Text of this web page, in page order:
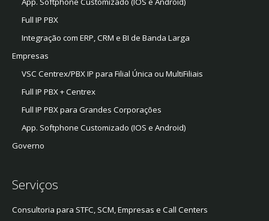
Full IP PBX
Integração com ERP, CRM e BI de Banda Larga
Empresas
VSC Centrex/PBX IP para Filial Única ou MultiFiliais
Full IP PBX + Centrex
Full IP PBX para Grandes Corporações
App. Softphone Customizado (IOS e Android)
Governo
Serviços
Consultoria para STFC, SCM, Empresas e Call Centers